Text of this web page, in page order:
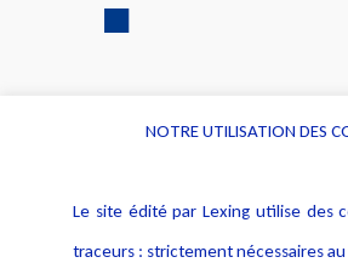
Alerte professionnelle
Déclaration d'accessibilité
NOTRE UTILISATION DES
Le site édité par Lexing utilise des
traceurs : strictement nécessaires